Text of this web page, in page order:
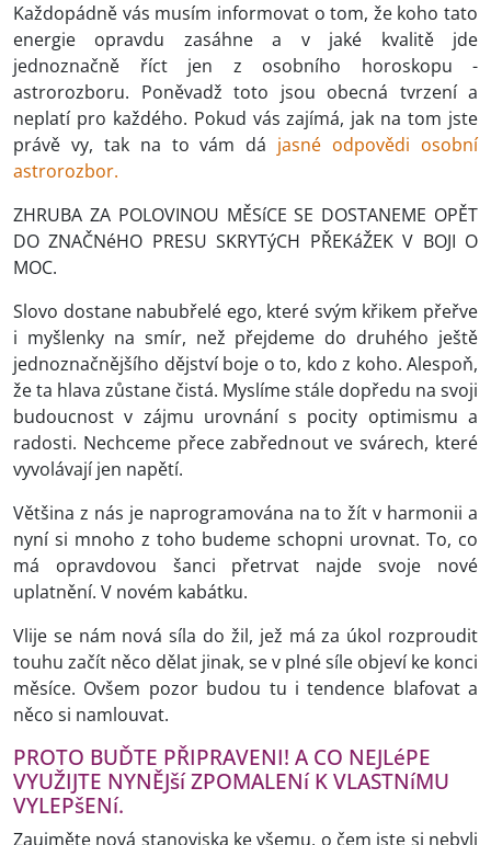
Každopádně vás musím informovat o tom, že koho tato
energie opravdu zasáhne a v jaké kvalitě jde
jednoznačně říct jen z osobního horoskopu -
astrorozboru. Poněvadž toto jsou obecná tvrzení a
neplatí pro každého. Pokud vás zajímá, jak na tom jste
právě vy, tak na to vám dá jasné odpovědi osobní
astrorozbor.
ZHRUBA ZA POLOVINOU MĚSíCE SE DOSTANEME OPĚT
DO ZNAČNéHO PRESU SKRYTýCH PŘEKáŽEK V BOJI O
MOC.
Slovo dostane nabubřelé ego, které svým křikem přeřve
i myšlenky na smír, než přejdeme do druhého ještě
jednoznačnějšího dějství boje o to, kdo z koho. Alespoň,
že ta hlava zůstane čistá. Myslíme stále dopředu na svoji
budoucnost v zájmu urovnání s pocity optimismu a
radosti. Nechceme přece zabřednout ve svárech, které
vyvolávají jen napětí.
Většina z nás je naprogramována na to žít v harmonii a
nyní si mnoho z toho budeme schopni urovnat. To, co
má opravdovou šanci přetrvat najde svoje nové
uplatnění. V novém kabátku.
Vlije se nám nová síla do žil, jež má za úkol rozproudit
touhu začít něco dělat jinak, se v plné síle objeví ke konci
měsíce. Ovšem pozor budou tu i tendence blafovat a
něco si namlouvat.
PROTO BUĎTE PŘIPRAVENI! A CO NEJLéPE
VYUŽIJTE NYNĚJší ZPOMALENí K VLASTNíMU
VYLEPšENí.
Zaujměte nová stanoviska ke všemu, o čem jste si nebyli